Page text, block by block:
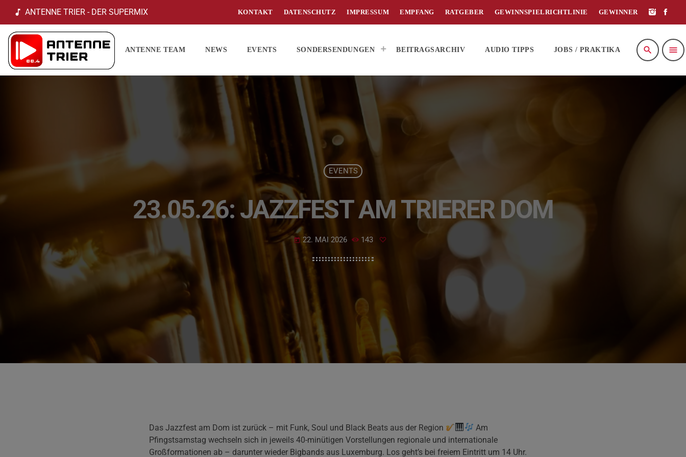
music_note ANTENNE TRIER - DER SUPERMIX KONTAKT DATENSCHUTZ IMPRESSUM EMPFANG RATGEBER GEWINNSPIELRICHTLINIE GEWINNER
ANTENNE TEAM NEWS EVENTS SONDERSENDUNGEN BEITRAGSARCHIV AUDIO TIPPS JOBS / PRAKTIKA search menu
EVENTS
23.05.26: JAZZFEST AM TRIERER DOM
today 22. MAI 2026 143
Das Jazzfest am Dom ist zurück – mit Funk, Soul und Black Beats aus der Region
Am
Pfingstsamstag wechseln sich in jeweils 40-minütigen Vorstellungen regionale und internationale
Großformationen ab – darunter wieder Bigbands aus Luxemburg. Los geht’s bei freiem Eintritt um 14 Uhr.